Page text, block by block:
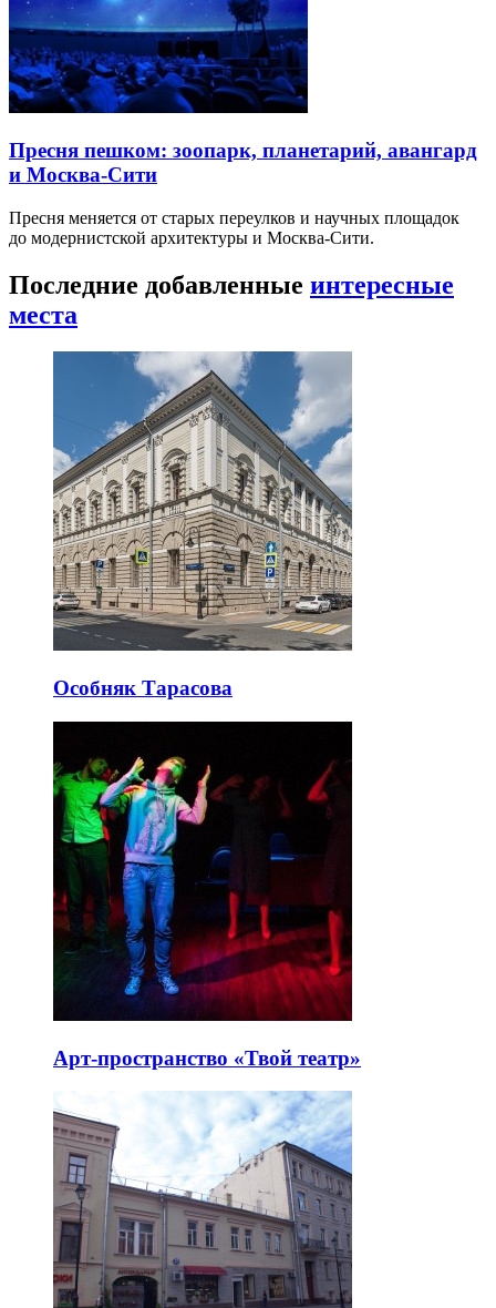
Пресня пешком: зоопарк, планетарий, авангард
и Москва-Сити
Пресня меняется от старых переулков и научных площадок
до модернистской архитектуры и Москва-Сити.
Последние добавленные интересные
места
Особняк Тарасова
Арт-пространство «Твой театр»